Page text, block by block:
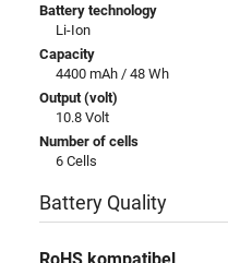
Battery technology
Li-Ion
Capacity
4400 mAh / 48 Wh
Output (volt)
10.8 Volt
Number of cells
6 Cells
Battery Quality